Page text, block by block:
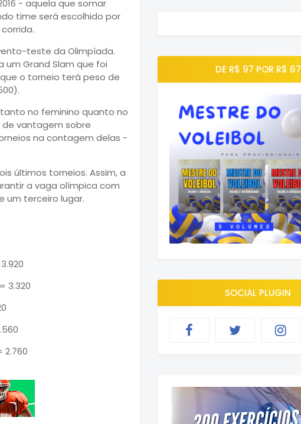
- aquela que somar
time será escolhido por
teste da Olimpíada.
Grand Slam que foi
o torneio terá peso de
no feminino quanto no
de vantagem sobre
na contagem delas -
últimos torneios. Assim, a
a vaga olímpica com
um terceiro lugar.
3.320
2.760
DE R$ 97 POR R$ 67
SOCIAL PLUGIN